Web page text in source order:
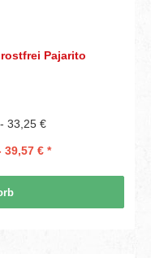
Pajarito
33,25 €
39,57 € *